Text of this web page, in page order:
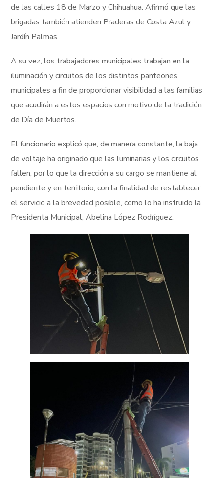
de las calles 18 de Marzo y Chihuahua. Afirmó que las
brigadas también atienden Praderas de Costa Azul y
Jardín Palmas.
A su vez, los trabajadores municipales trabajan en la
iluminación y circuitos de los distintos panteones
municipales a fin de proporcionar visibilidad a las familias
que acudirán a estos espacios con motivo de la tradición
de Día de Muertos.
El funcionario explicó que, de manera constante, la baja
de voltaje ha originado que las luminarias y los circuitos
fallen, por lo que la dirección a su cargo se mantiene al
pendiente y en territorio, con la finalidad de restablecer
el servicio a la brevedad posible, como lo ha instruido la
Presidenta Municipal, Abelina López Rodríguez.